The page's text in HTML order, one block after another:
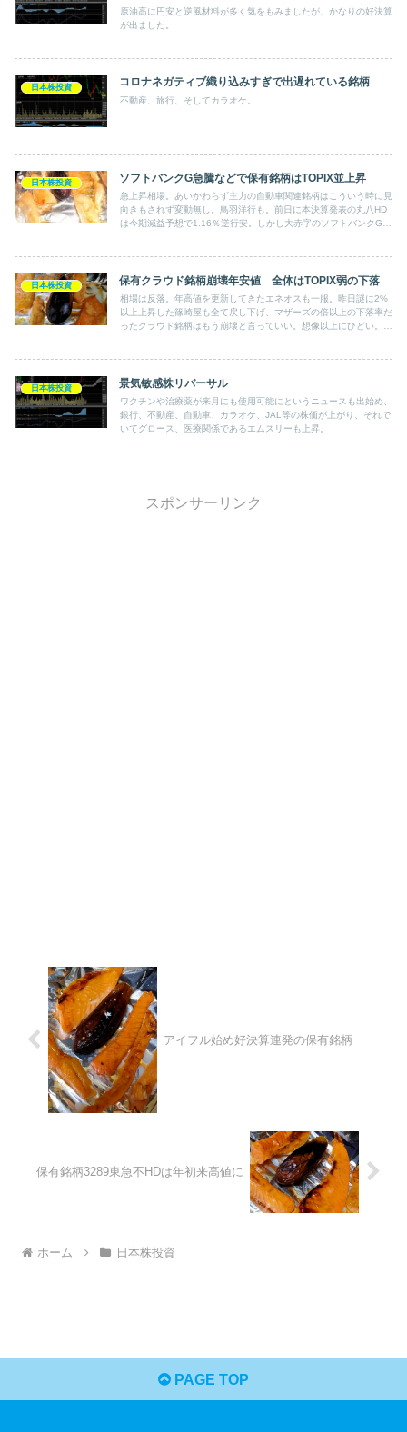
原油高に円安と逆風材料が多く気をもみましたが、かなりの好決算
が出ました。
日本株投資 コロナネガティブ織り込みすぎで出遅れている銘柄
不動産、旅行、そしてカラオケ。
日本株投資 ソフトバンクG急騰などで保有銘柄はTOPIX並上昇
急上昇相場。あいかわらず主力の自動車関連銘柄はこういう時に見
向きもされず変動無し。鳥羽洋行も。前日に本決算発表の丸八HD
は今期減益予想で1.16％逆行安。しかし大赤字のソフトバンクGは
日本株投資 保有クラウド銘柄崩壊年安値 全体はTOPIX弱の下落
相場は反落。年高値を更新してきたエネオスも一服。昨日謎に2%
以上上昇した篠崎屋も全て戻し下げ、マザーズの倍以上の下落率だ
ったクラウド銘柄はもう崩壊と言っていい。想像以上にひどい。こ
日本株投資 景気敏感株リバーサル
ワクチンや治療薬が来月にも使用可能にというニュースも出始め、
銀行、不動産、自動車、カラオケ、JAL等の株価が上がり、それで
いてグロース、医療関係であるエムスリーも上昇。
スポンサーリンク
アイフル始め好決算連発の保有銘柄
保有銘柄3289東急不HDは年初来高値に
ホーム 日本株投資
PAGE TOP